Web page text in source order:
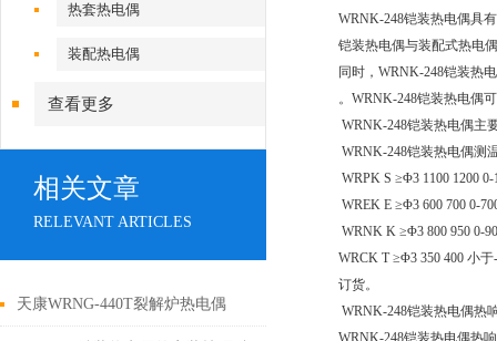
热套热电偶
装配热电偶
查看更多
相关文章
RELEVANT ARTICLES
天康WRNG-440T裂解炉热电偶
WRNK-248铠装热电偶具
铠装热电偶与装配式热电
同时，WRNK-248铠装热
。WRNK-248铠装热电偶
WRNK-248铠装热电偶主
WRNK-248铠装热电偶测
WRPK S ≥Φ3 1100 1200
WREK E ≥Φ3 600 700 0-
WRNK K ≥Φ3 800 950 0-
WRCK T ≥Φ3 350 400 小
订货。
WRNK-248铠装热电偶热
WRNK-248铠装热电偶热